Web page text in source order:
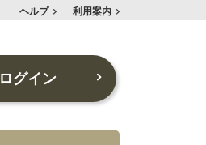
ヘルプ 利用案内
ログイン